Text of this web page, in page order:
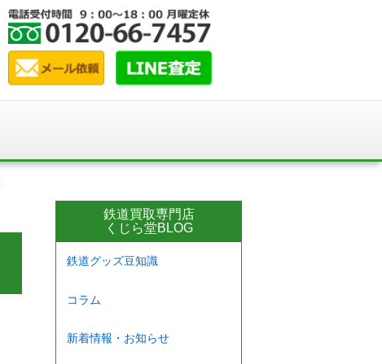
鉄道買取専門店
くじら堂BLOG
鉄道グッズ豆知識
コラム
新着情報・お知らせ